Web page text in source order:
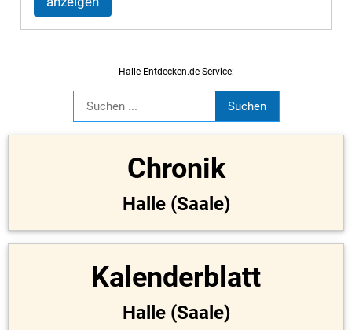
Halle-Entdecken.de Service:
Chronik
Halle (Saale)
Kalenderblatt
Halle (Saale)